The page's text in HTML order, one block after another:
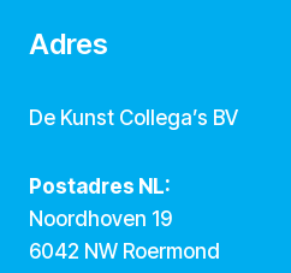
Adres
De Kunst Collega’s BV
Postadres NL:
Noordhoven 19
6042 NW Roermond